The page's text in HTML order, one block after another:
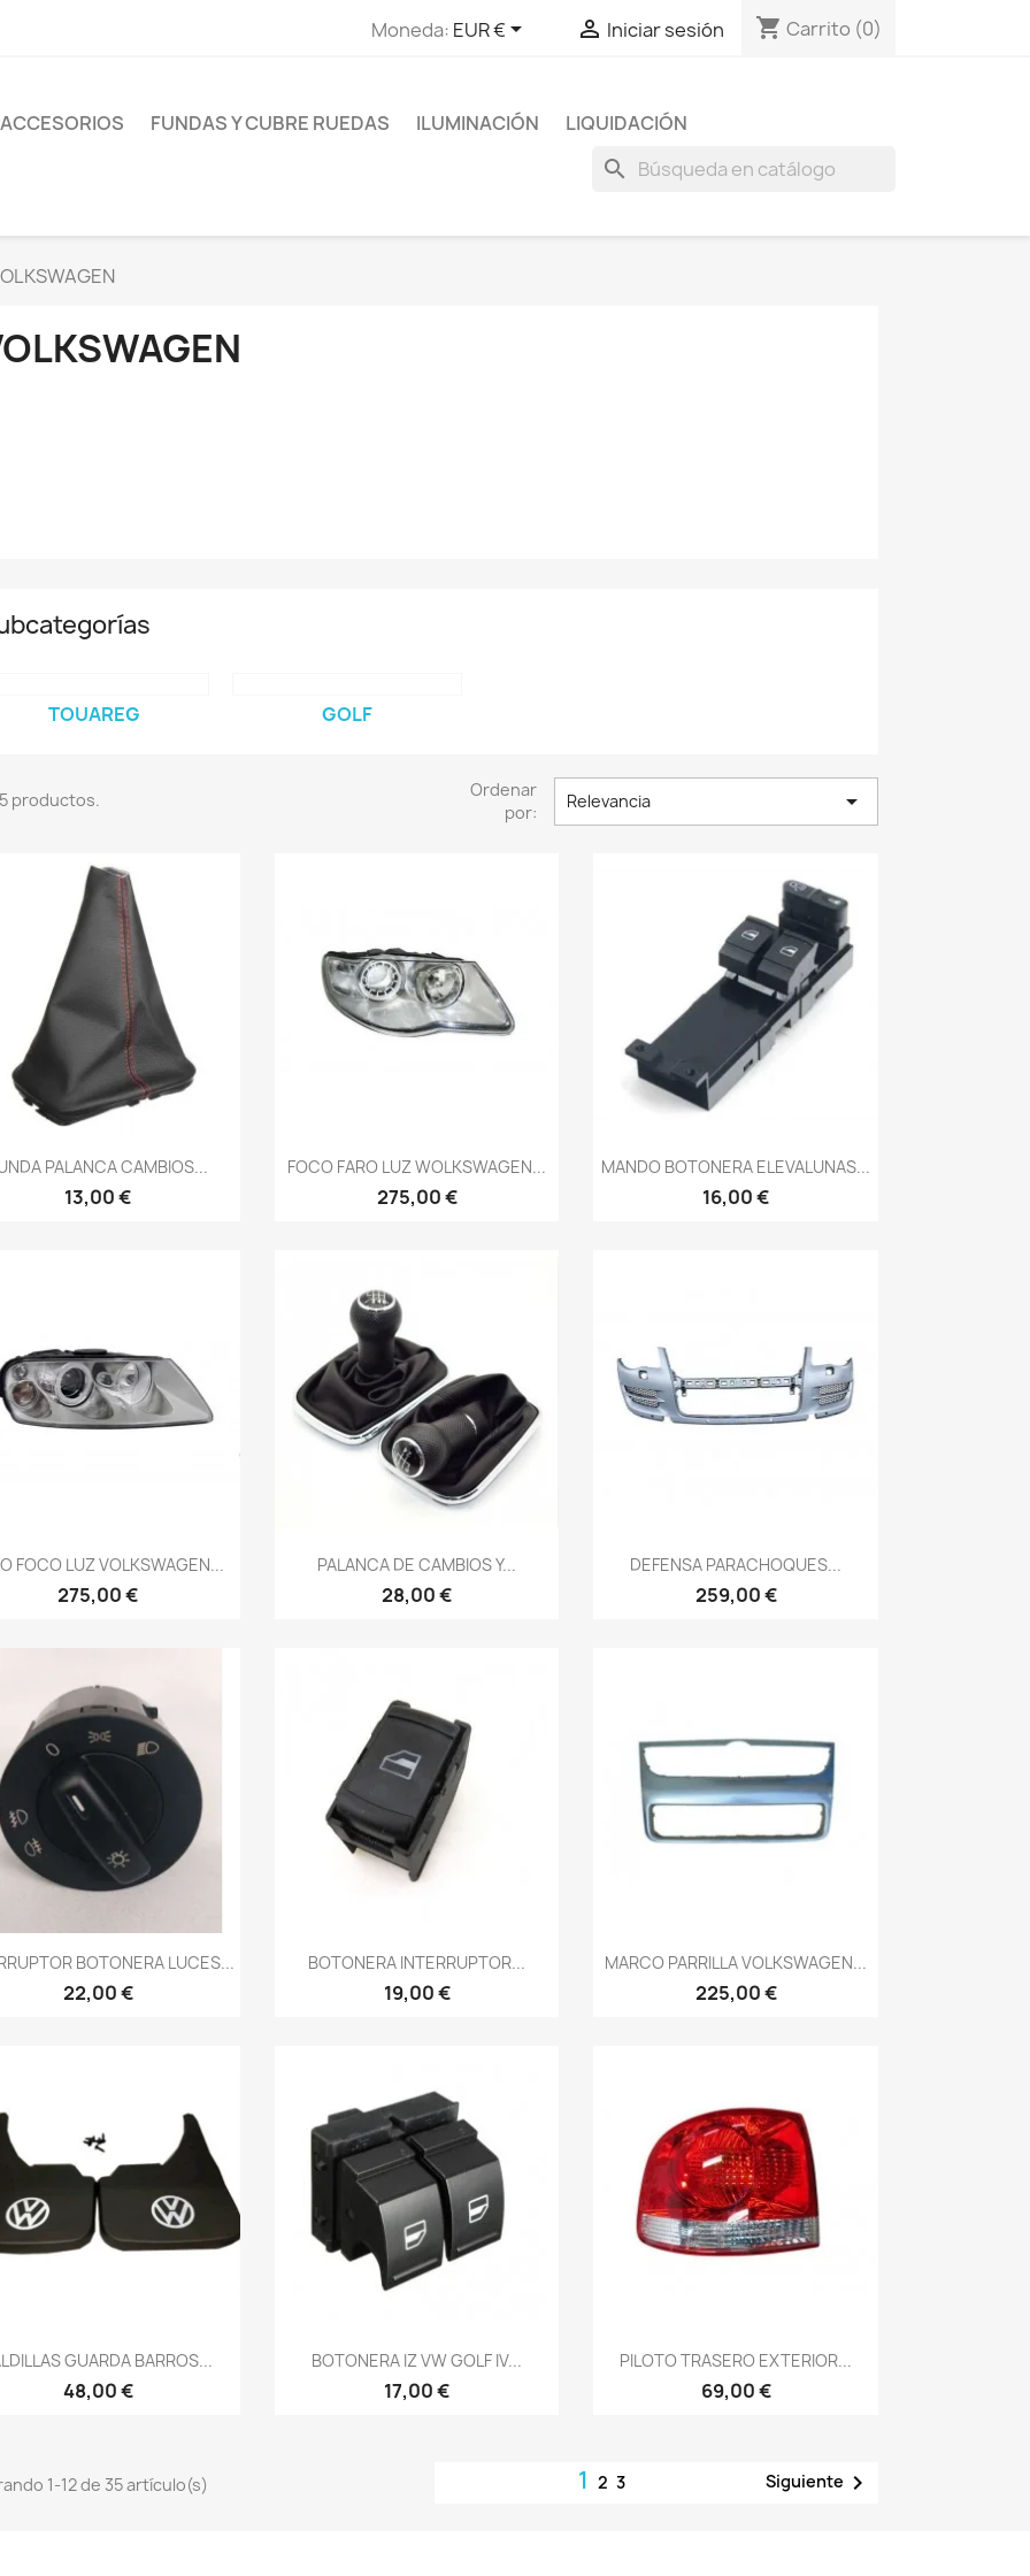
Moneda: EUR €  Iniciar sesión shopping_cart Carrito (0)
ACCESORIOS FUNDAS Y CUBRE RUEDAS ILUMINACIÓN LIQUIDACIÓN
search
TOUAREG GOLF
productos.
Ordenar
por:
Relevancia 
Vista rápida
PALANCA CAMBIOS...
13,00 €
Vista rápida
FOCO FARO LUZ WOLKSWAGEN...
275,00 €
Vista rápida
MANDO BOTONERA ELEVALUNAS...
16,00 €
Vista rápida
FOCO LUZ VOLKSWAGEN...
275,00 €
Vista rápida
PALANCA DE CAMBIOS Y...
28,00 €
Vista rápida
DEFENSA PARACHOQUES...
259,00 €
Vista rápida
BOTONERA LUCES...
22,00 €
Vista rápida
BOTONERA INTERRUPTOR...
19,00 €
Vista rápida
MARCO PARRILLA VOLKSWAGEN...
225,00 €
Vista rápida
GUARDA BARROS...
48,00 €
Vista rápida
BOTONERA IZ VW GOLF IV...
17,00 €
Vista rápida
PILOTO TRASERO EXTERIOR...
69,00 €
1-12 de 35 artículo(s) 123 Siguiente 